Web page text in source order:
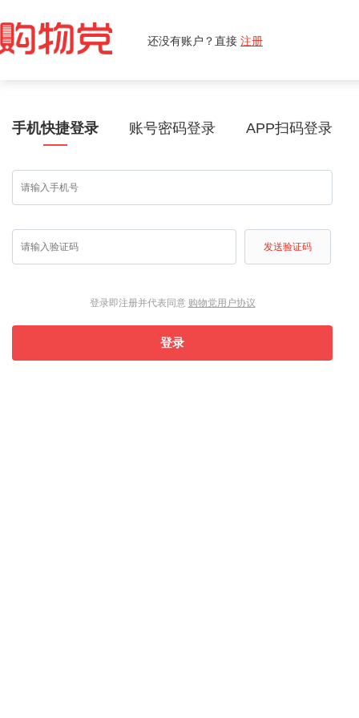
还没有账户？直接 注册
手机快捷登录 账号密码登录 APP扫码登录
发送验证码
登录即注册并代表同意 购物党用户协议
登录